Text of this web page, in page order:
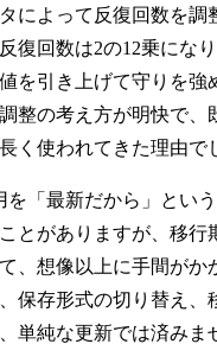
によって反復回数を調
復回数は2の12乗にな
を引き上げて守りを強
整の考え方が明快で、
く使われてきた理由で
を「最新だから」とい
とがありますが、移行
、想像以上に手間がか
保存形式の切り替え、
単純な更新では済みま